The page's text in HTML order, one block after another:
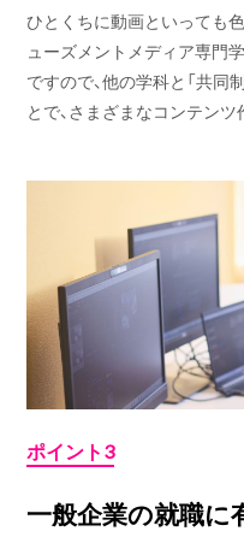
ひとくちに動画といっても
ューズメントメディア専門
ですので、他の学科と「共同
とで、さまざまなコンテン
ポイント3
一般企業の就職に